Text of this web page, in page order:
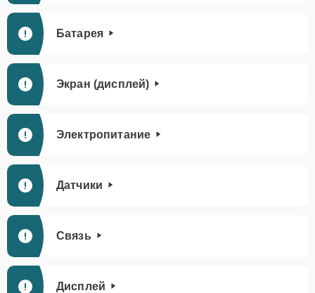
Батарея
Экран (дисплей)
Электропитание
Датчики
Связь
Дисплей